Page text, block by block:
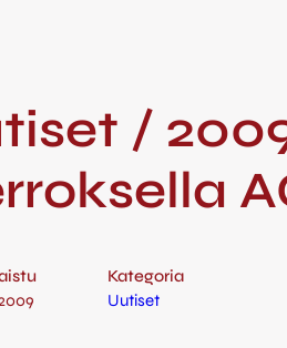
/
Kategoria
Uutiset